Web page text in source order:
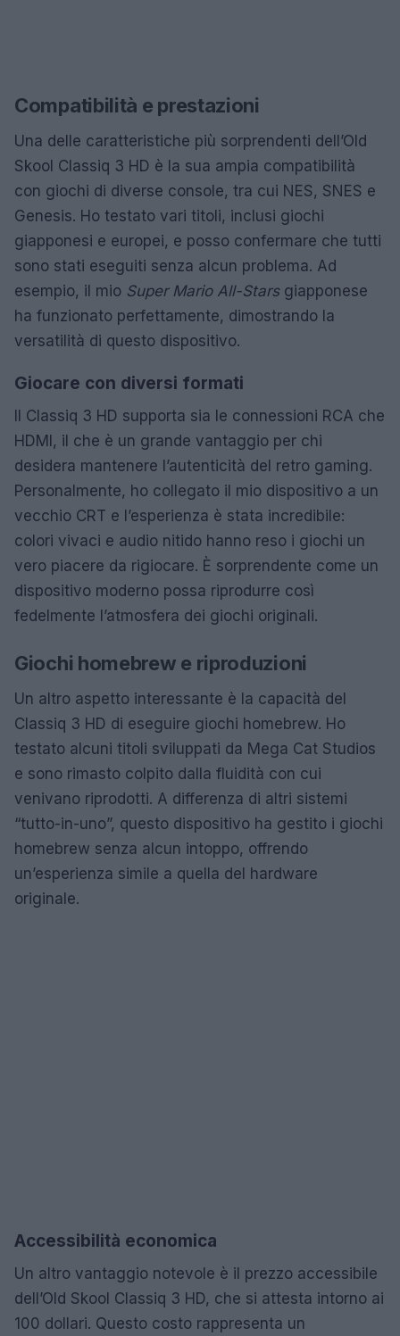
Compatibilità e prestazioni
Una delle caratteristiche più sorprendenti dell’Old
Skool Classiq 3 HD è la sua ampia compatibilità
con giochi di diverse console, tra cui NES, SNES e
Genesis. Ho testato vari titoli, inclusi giochi
giapponesi e europei, e posso confermare che tutti
sono stati eseguiti senza alcun problema. Ad
esempio, il mio Super Mario All-Starsgiapponese
ha funzionato perfettamente, dimostrando la
versatilità di questo dispositivo.
Giocare con diversi formati
Il Classiq 3 HD supporta sia le connessioni RCA che
HDMI, il che è un grande vantaggio per chi
desidera mantenere l’autenticità del retro gaming.
Personalmente, ho collegato il mio dispositivo a un
vecchio CRT e l’esperienza è stata incredibile:
colori vivaci e audio nitido hanno reso i giochi un
vero piacere da rigiocare. È sorprendente come un
dispositivo moderno possa riprodurre così
fedelmente l’atmosfera dei giochi originali.
Giochi homebrew e riproduzioni
Un altro aspetto interessante è la capacità del
Classiq 3 HD di eseguire giochi homebrew. Ho
testato alcuni titoli sviluppati da Mega Cat Studios
e sono rimasto colpito dalla fluidità con cui
venivano riprodotti. A differenza di altri sistemi
“tutto-in-uno”, questo dispositivo ha gestito i giochi
homebrew senza alcun intoppo, offrendo
un’esperienza simile a quella del hardware
originale.
Accessibilità economica
Un altro vantaggio notevole è il prezzo accessibile
dell’Old Skool Classiq 3 HD, che si attesta intorno ai
100 dollari. Questo costo rappresenta un